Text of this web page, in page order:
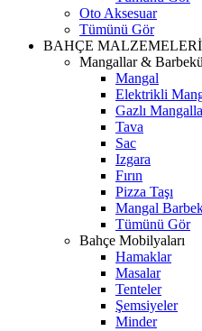
Oto Aksesuar
Tümünü Gör
BAHÇE MALZEMELERİ
Mangallar &
Mangal
Elektrikli
Gazlı
Tava
Sac
Izgara
Fırın
Pizza Taşı
Mangal
Tümünü Gör
Bahçe Mobilyaları
Hamaklar
Masalar
Tenteler
Şemsiyeler
Minder